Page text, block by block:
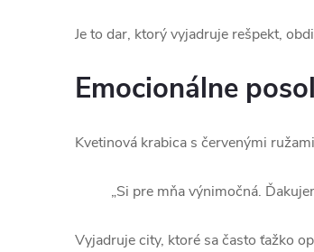
Je to dar, ktorý vyjadruje rešpekt,
Emocionálne
Kvetinová krabica s červenými
„Si pre mňa výnimočná.
Vyjadruje city, ktoré sa často ťažko